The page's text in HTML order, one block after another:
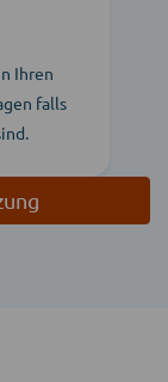
Ihren
falls